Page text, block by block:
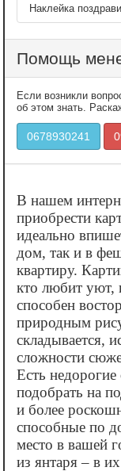
Наклейка
Помощь
Если возникли
об этом знать.
0678930241
В нашем
приобрести
идеально
дом, так и в
квартиру.
кто любит уют,
способен
природным
складывается,
сложности
Есть
подобрать на
и более
способные по
место в вашей
из янтаря – в